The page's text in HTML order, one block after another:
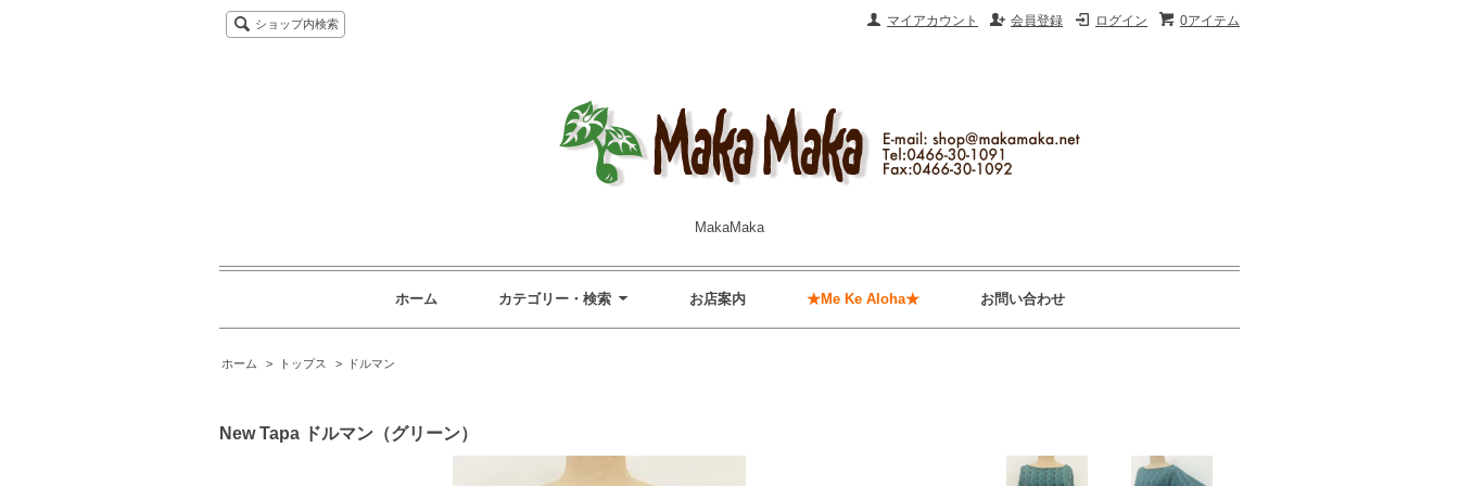
0アイテム
ログイン
会員登録
マイアカウント
ショップ内検索
MakaMaka
ホーム カテゴリー・検索 お店案内 ★Me Ke Aloha★ お問い合わせ
ホーム > トップス > ドルマン
New Tapa ドルマン（グリーン）